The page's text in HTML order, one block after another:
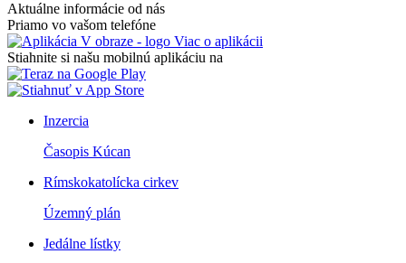
Aktuálne informácie od nás
Priamo vo vašom telefóne
Viac o aplikácii
Stiahnite si našu mobilnú aplikáciu na
Inzercia
Časopis Kúcan
Rímskokatolícka cirkev
Územný plán
Jedálne lístky